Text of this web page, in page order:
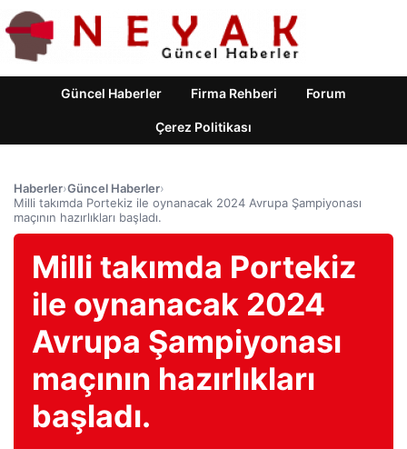
Güncel Haberler Firma Rehberi Forum
Çerez Politikası
Haberler›Güncel Haberler›
Milli takımda Portekiz ile oynanacak 2024 Avrupa Şampiyonası
maçının hazırlıkları başladı.
Milli takımda Portekiz
ile oynanacak 2024
Avrupa Şampiyonası
maçının hazırlıkları
başladı.